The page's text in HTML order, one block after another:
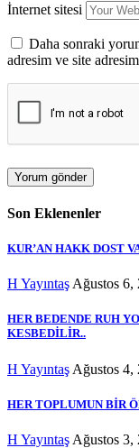
İnternet sitesi
Daha sonraki
adresim ve site
Son Eklenenler
KUR’AN HAKK DOST
H Yayıntaş Ağustos 6,
HER BEDENDE RUH
KESBEDİLİR..
H Yayıntaş Ağustos 4,
HER TOPLUMUN BİR
H Yayıntaş Ağustos 3,